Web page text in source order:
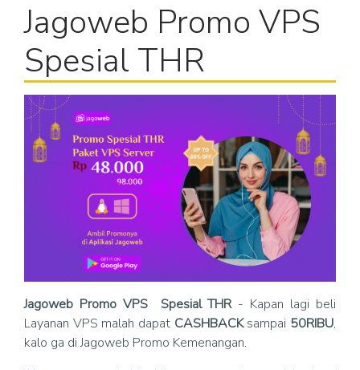
Jagoweb Promo VPS
Spesial THR
Jagoweb Promo VPS Spesial THR- Kapan lagi beli
Layanan VPS malah dapat CASHBACKsampai 50RIBU,
kalo ga di Jagoweb Promo Kemenangan.